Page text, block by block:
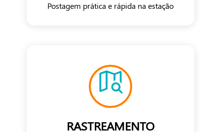
Postagem prática e rápida na estação
RASTREAMENTO